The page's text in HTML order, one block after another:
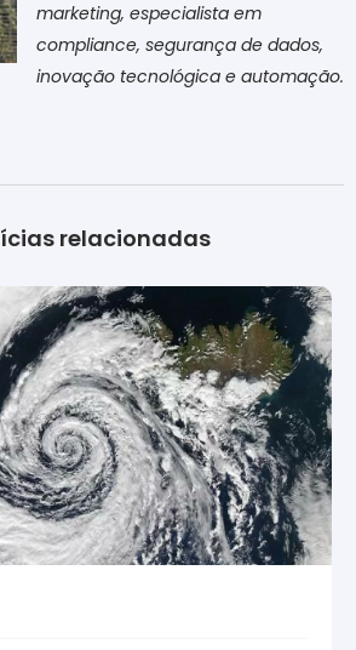
marketing, especialista em
compliance, segurança de dados,
inovação tecnológica e automação.
relacionadas